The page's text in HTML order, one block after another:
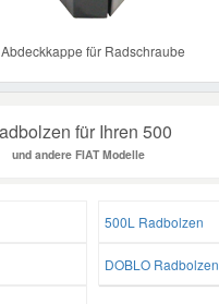
Abdeckkappe für Radschraube
für Ihren 500
und andere FIAT Modelle
500L Radbolzen
DOBLO Radbolzen